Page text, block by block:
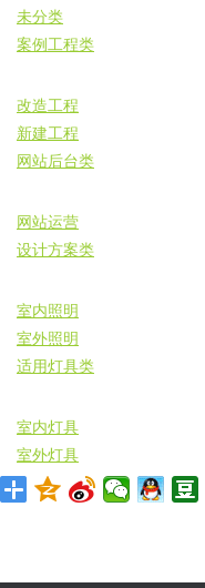
未分类
案例工程类
改造工程
新建工程
网站后台类
网站运营
设计方案类
室内照明
室外照明
适用灯具类
室内灯具
室外灯具